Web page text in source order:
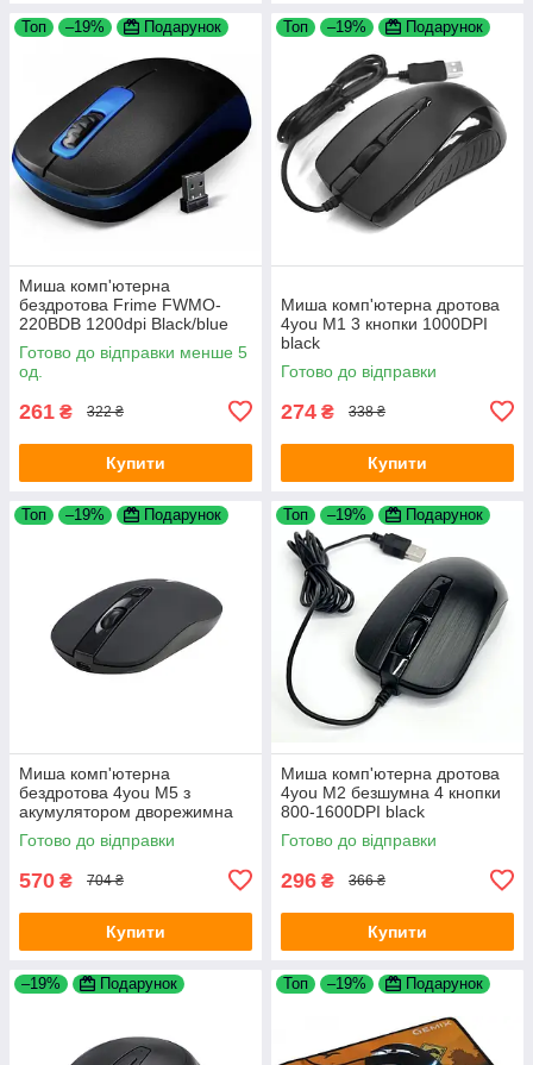
Топ –19% Подарунок
Миша комп'ютерна
бездротова Frime FWMO-
220BDB 1200dpi Black/blue
Готово до відправки менше 5
од.
261 ₴ 322 ₴
Купити
Топ –19% Подарунок
Миша комп'ютерна дротова
4you M1 3 кнопки 1000DPI
black
Готово до відправки
274 ₴ 338 ₴
Купити
Топ –19% Подарунок
Миша комп'ютерна
бездротова 4you M5 з
акумулятором дворежимна
Bluetooth 2.4G 4 кнопки Black
Готово до відправки
570 ₴ 704 ₴
Купити
Топ –19% Подарунок
Миша комп'ютерна дротова
4you M2 безшумна 4 кнопки
800-1600DPI black
Готово до відправки
296 ₴ 366 ₴
Купити
–19% Подарунок Топ –19% Подарунок